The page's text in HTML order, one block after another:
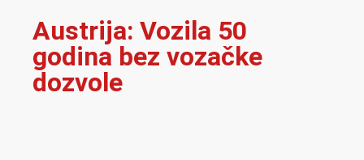
Austrija: Vozila 50
godina bez vozačke
dozvole